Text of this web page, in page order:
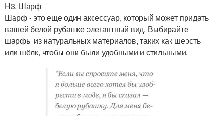
H3. Шарф
Шарф - это еще один аксессуар, который может придать
вашей белой рубашке элегантный вид. Выбирайте
шарфы из натуральных материалов, таких как шерсть
или шёлк, чтобы они были удобными и стильными.